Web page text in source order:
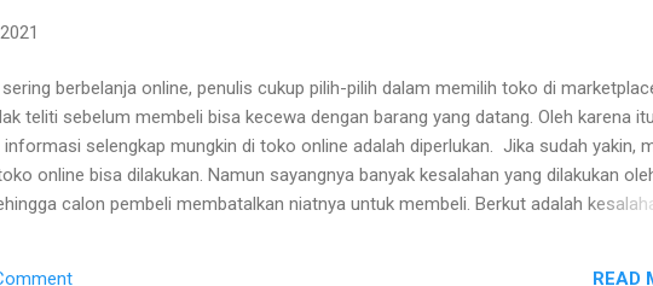
berbelanja online, penulis cukup pilih-pilih dalam memilih toko di
teliti sebelum membeli bisa kecewa dengan barang yang datang. Oleh karena itu
selengkap mungkin di toko online adalah diperlukan. Jika sudah yakin,
online bisa dilakukan. Namun sayangnya banyak kesalahan yang dilakukan
calon pembeli membatalkan niatnya untuk membeli. Berkut adalah
READ